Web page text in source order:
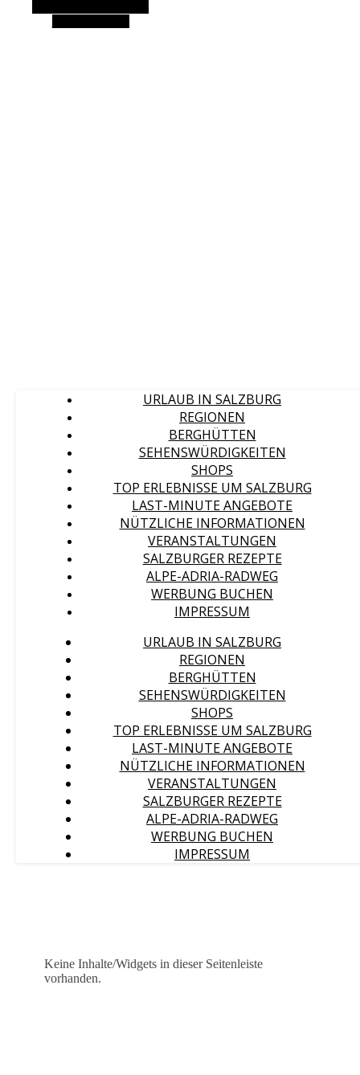
URLAUB IN SALZBURG
REGIONEN
BERGHÜTTEN
SEHENSWÜRDIGKEITEN
SHOPS
TOP ERLEBNISSE UM SALZBURG
LAST-MINUTE ANGEBOTE
NÜTZLICHE INFORMATIONEN
VERANSTALTUNGEN
SALZBURGER REZEPTE
ALPE-ADRIA-RADWEG
WERBUNG BUCHEN
IMPRESSUM
URLAUB IN SALZBURG
REGIONEN
BERGHÜTTEN
SEHENSWÜRDIGKEITEN
SHOPS
TOP ERLEBNISSE UM SALZBURG
LAST-MINUTE ANGEBOTE
NÜTZLICHE INFORMATIONEN
VERANSTALTUNGEN
SALZBURGER REZEPTE
ALPE-ADRIA-RADWEG
WERBUNG BUCHEN
IMPRESSUM
Keine Inhalte/Widgets in dieser Seitenleiste
vorhanden.